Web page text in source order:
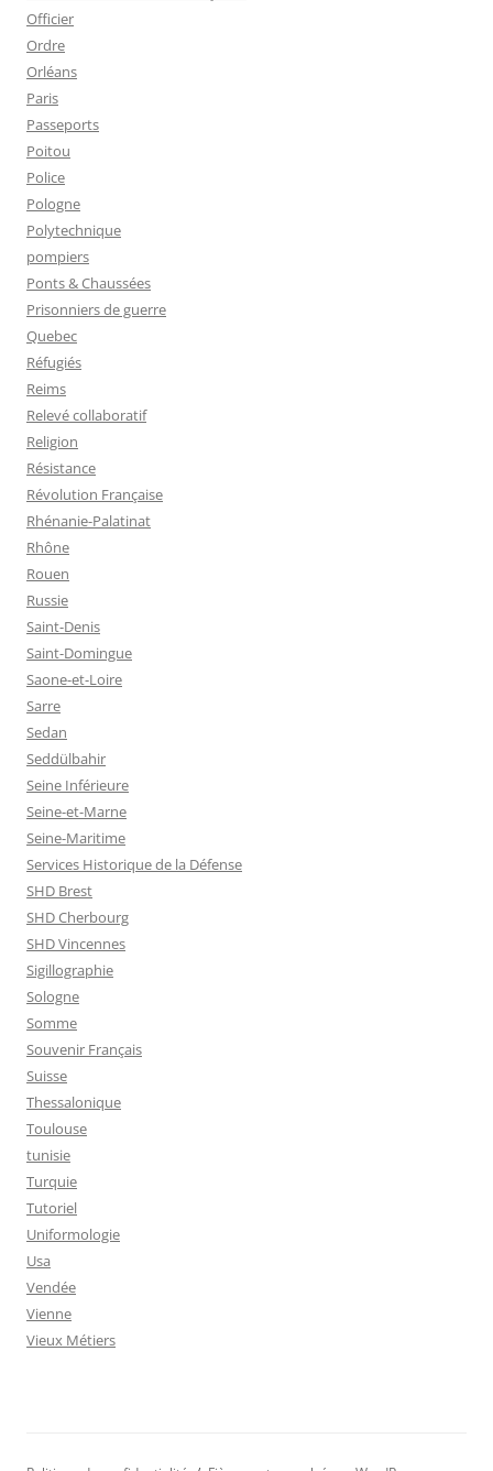
Officier
Ordre
Orléans
Paris
Passeports
Poitou
Police
Pologne
Polytechnique
pompiers
Ponts & Chaussées
Prisonniers de guerre
Quebec
Réfugiés
Reims
Relevé collaboratif
Religion
Résistance
Révolution Française
Rhénanie-Palatinat
Rhône
Rouen
Russie
Saint-Denis
Saint-Domingue
Saone-et-Loire
Sarre
Sedan
Seddülbahir
Seine Inférieure
Seine-et-Marne
Seine-Maritime
Services Historique de la Défense
SHD Brest
SHD Cherbourg
SHD Vincennes
Sigillographie
Sologne
Somme
Souvenir Français
Suisse
Thessalonique
Toulouse
tunisie
Turquie
Tutoriel
Uniformologie
Usa
Vendée
Vienne
Vieux Métiers